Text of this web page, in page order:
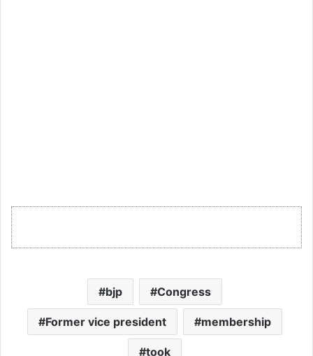
bjp Congress
Former vice president membership
took